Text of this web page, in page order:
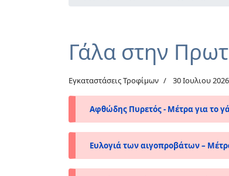
Γάλα στην
Εγκαταστάσεις Τροφίμων 30 Ιουλιου 2026
Αφθώδης Πυρετός - Μέτρα για το
Ευλογιά των αιγοπροβάτων –